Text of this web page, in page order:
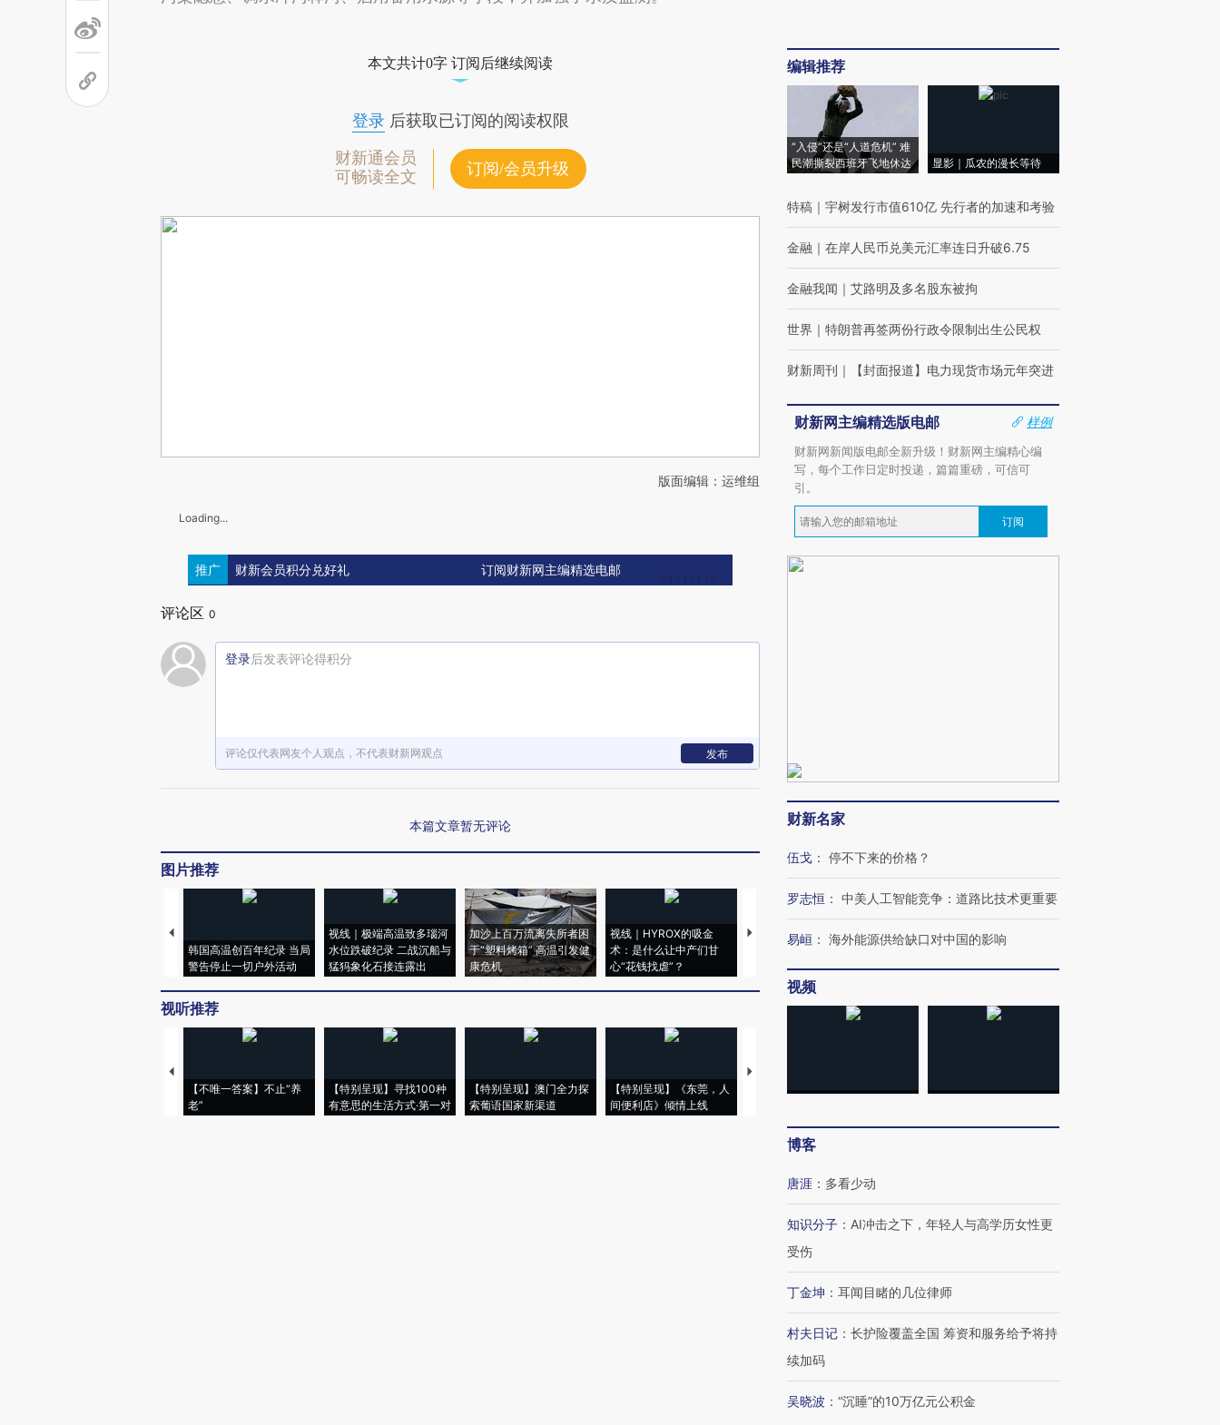
本文共计0字 订阅后继续阅读
登录后获取已订阅的阅读权限
财新通会员
可畅读全文
订阅/会员升级
版面编辑：运维组
Loading...
推广 财新会员积分兑好礼 订阅财新网主编精选电邮
评论区 0
登录后发表评论得积分
评论仅代表网友个人观点，不代表财新网观点 发布
本篇文章暂无评论
图片推荐
韩国高温创百年纪录 当局
警告停止一切户外活动
视线｜极端高温致多瑙河
水位跌破纪录 二战沉船与
猛犸象化石接连露出
加沙上百万流离失所者困
于“塑料烤箱” 高温引发健
康危机
视线｜HYROX的吸金
术：是什么让中产们甘
心“花钱找虐”？
马航飞行员跨国走私7万
粒摇头丸 尿检体内含3种
视线｜被称为“蟑螂”的印
度Z世代 用街头抗争将教
育部长拱下台
飞地休达
视听推荐
【不唯一答案】不止“养
老”
【特别呈现】寻找100种
有意思的生活方式·第一对
【特别呈现】澳门全力探
索葡语国家新渠道
【特别呈现】《东莞，人
间便利店》倾情上线
【推广】走进第四届链博
会，让数智科技“链”接产
【特别呈现】寻找100种
CFO：不靠规模取胜，华
编辑推荐
“入侵”还是“人道危机” 难
民潮撕裂西班牙飞地休达
显影｜瓜农的漫长等待
特稿 ｜ 宇树发行市值610亿 先行者的加速和考验
金融 ｜ 在岸人民币兑美元汇率连日升破6.75
金融我闻 ｜ 艾路明及多名股东被拘
世界 ｜ 特朗普再签两份行政令限制出生公民权
财新周刊 ｜ 【封面报道】电力现货市场元年突进
财新网主编精选版电邮
样例
财新网新闻版电邮全新升级！财新网主编精心编
写，每个工作日定时投递，篇篇重磅，可信可
引。
订阅
财新名家
伍戈 ： 停不下来的价格？
罗志恒 ： 中美人工智能竞争：道路比技术更重要
易峘 ： 海外能源供给缺口对中国的影响
视频
博客
唐涯 ： 多看少动
知识分子 ： AI冲击之下，年轻人与高学历女性更
受伤
丁金坤 ： 耳闻目睹的几位律师
村夫日记 ： 长护险覆盖全国 筹资和服务给予将持
续加码
吴晓波 ： “沉睡”的10万亿元公积金